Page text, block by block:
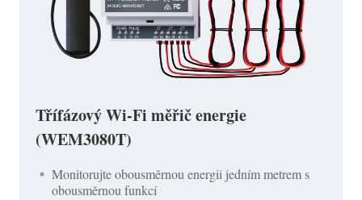
Třífázový Wi-Fi měřič energie
(WEM3080T)
Monitorujte obousměrnou energii jedním metrem s
obousměrnou funkcí